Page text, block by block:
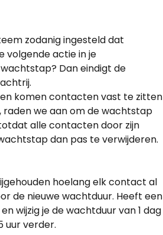
zodanig ingesteld dat
volgende actie in je
Dan eindigt de
komen contacten vast te zitten
raden we aan om de wachtstap
alle contacten door zijn
dan pas te verwijderen.
hoelang elk contact al
de nieuwe wachtduur. Heeft een
wijzig je de wachtduur van 1 dag
uur verder.